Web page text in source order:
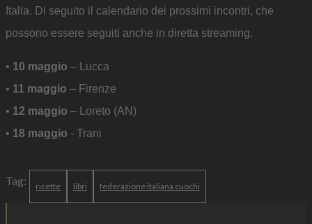
Italia. Di seguito il calendario dei prossimi incontri, che
possono essere seguiti anche in diretta streaming.
• 10 maggio – Lucca
• 11 maggio – Firenze
• 12 maggio – Loreto (AN)
• 18 maggio - Trani
Tag: ricette libri federazione italiana cuochi